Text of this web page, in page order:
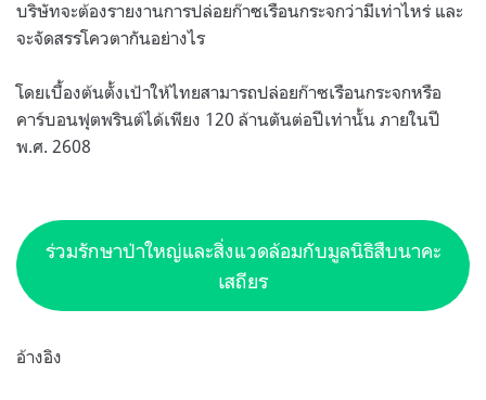
บริษัทจะต้องรายงานการปล่อยก๊าซเรือนกระจกว่ามีเท่าไหร่ และ
จะจัดสรรโควตากันอย่างไร
โดยเบื้องต้นตั้งเป้าให้ไทยสามารถปล่อยก๊าซเรือนกระจกหรือ
คาร์บอนฟุตพรินต์ได้เพียง 120 ล้านตันต่อปีเท่านั้น ภายในปี
พ.ศ. 2608
ร่วมรักษาป่าใหญ่และสิ่งแวดล้อมกับมูลนิธิสืบนาคะ
เสถียร
อ้างอิง